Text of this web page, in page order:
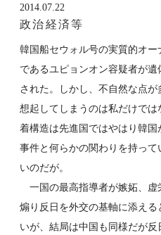
2014.07.22
政治経済等
韓国船セウォル号の実質的オー
であるユピョンオン容疑者が
された。しかし、不自然な点
想起してしまうのは私だけで
着構造は先進国ではやはり韓
事件と何らかの関わりを持っ
いのだが。
一国の最高指導者が嫉妬、虚
煽り反日を外交の基軸に添え
いが、結局は中国も同様だが